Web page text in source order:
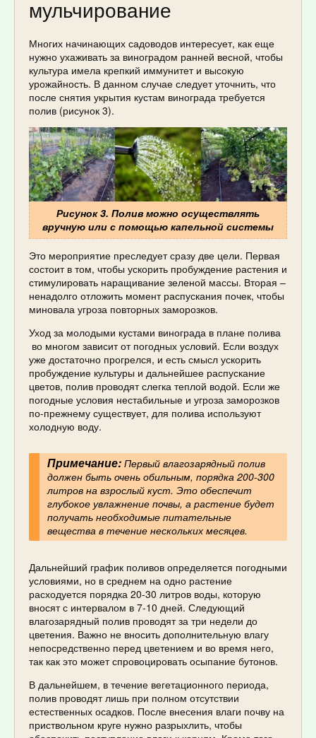
мульчирование
Многих начинающих садоводов интересует, как еще
нужно ухаживать за виноградом ранней весной, чтобы
культура имела крепкий иммунитет и высокую
урожайность. В данном случае следует уточнить, что
после снятия укрытия кустам винограда требуется
полив (рисунок 3).
Рисунок 3. Полив можно осуществлять
вручную или с помощью капельной системы
Это мероприятие преследует сразу две цели. Первая
состоит в том, чтобы ускорить пробуждение растения и
стимулировать наращивание зеленой массы. Вторая –
ненадолго отложить момент распускания почек, чтобы
миновала угроза повторных заморозков.
Уход за молодыми кустами винограда в плане полива
во многом зависит от погодных условий. Если воздух
уже достаточно прогрелся, и есть смысл ускорить
пробуждение культуры и дальнейшее распускание
цветов, полив проводят слегка теплой водой. Если же
погодные условия нестабильные и угроза заморозков
по-прежнему существует, для полива используют
холодную воду.
Примечание:Первый влагозарядный полив
должен быть очень обильным, порядка 200-300
литров на взрослый куст. Это обеспечит
глубокое увлажнение почвы, а растение будет
получать необходимые питательные
вещества в течение нескольких месяцев.
Дальнейший график поливов определяется погодными
условиями, но в среднем на одно растение
расходуется порядка 20-30 литров воды, которую
вносят с интервалом в 7-10 дней. Следующий
влагозарядный полив проводят за три недели до
цветения. Важно не вносить дополнительную влагу
непосредственно перед цветением и во время него,
так как это может спровоцировать осыпание бутонов.
В дальнейшем, в течение вегетационного периода,
полив проводят лишь при полном отсутствии
естественных осадков. После внесения влаги почву на
приствольном круге нужно разрыхлить, чтобы